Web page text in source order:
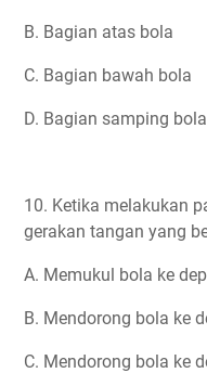
B. Bagian atas bola
C. Bagian bawah bola
D. Bagian samping bola
10. Ketika melakukan
gerakan tangan yang
A. Memukul bola ke
B. Mendorong bola ke
C. Mendorong bola ke